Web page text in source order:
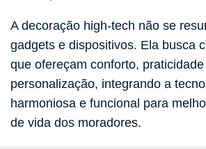
A decoração high-tech não se
gadgets e dispositivos. Ela busca
que ofereçam conforto,
personalização, integrando a
harmoniosa e funcional para
de vida dos moradores.